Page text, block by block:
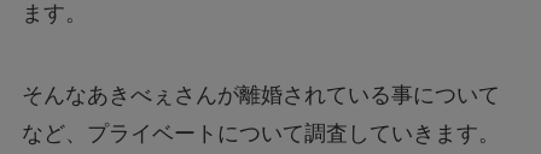
ます。
そんなあきべぇさんが離婚されている事について
など、プライベートについて調査していきます。